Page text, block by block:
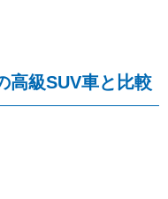
高級SUV車と比較